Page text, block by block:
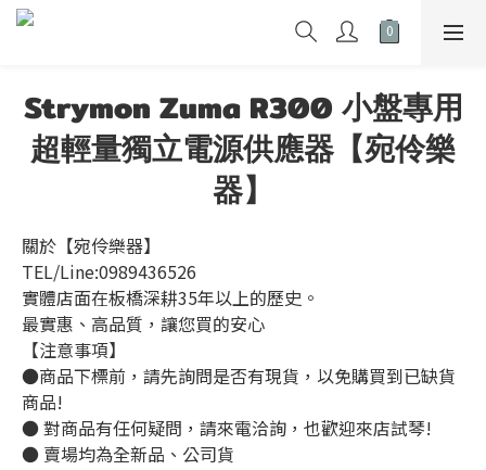
Strymon Zuma R300 小盤專用
超輕量獨立電源供應器【宛伶樂
器】
關於【宛伶樂器】
TEL/Line:0989436526
實體店面在板橋深耕35年以上的歷史。
最實惠、高品質，讓您買的安心
【注意事項】
●商品下標前，請先詢問是否有現貨，以免購買到已缺貨
商品!
● 對商品有任何疑問，請來電洽詢，也歡迎來店試琴!
● 賣場均為全新品、公司貨